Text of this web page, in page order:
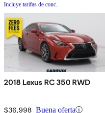
Incluye tarifas de conc.
2018 Lexus RC 350 RWD
$36,998 Buena oferta